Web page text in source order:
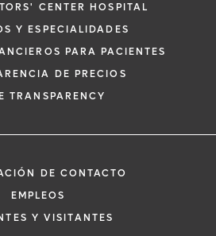
emergencia médica, llame
formulario solo crea una
confirmada. Al completarlo,
se pondrá en contacto
médica por correo
y sus afiliados.
CENTER HOSPITAL
Y ESPECIALIDADES
PARA PACIENTES
DE PRECIOS
TRANSPARENCY
DE CONTACTO
EMPLEOS
Y VISITANTES